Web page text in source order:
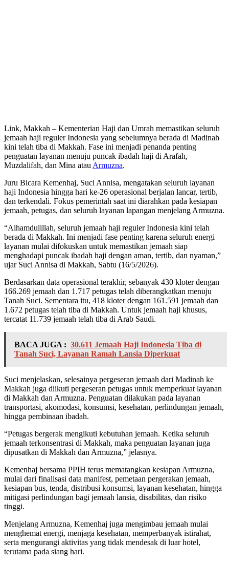
Link, Makkah – Kementerian Haji dan Umrah memastikan seluruh
jemaah haji reguler Indonesia yang sebelumnya berada di Madinah
kini telah tiba di Makkah. Fase ini menjadi penanda penting
penguatan layanan menuju puncak ibadah haji di Arafah,
Muzdalifah, dan Mina atau Armuzna.
Juru Bicara Kemenhaj, Suci Annisa, mengatakan seluruh layanan
haji Indonesia hingga hari ke-26 operasional berjalan lancar, tertib,
dan terkendali. Fokus pemerintah saat ini diarahkan pada kesiapan
jemaah, petugas, dan seluruh layanan lapangan menjelang Armuzna.
“Alhamdulillah, seluruh jemaah haji reguler Indonesia kini telah
berada di Makkah. Ini menjadi fase penting karena seluruh energi
layanan mulai difokuskan untuk memastikan jemaah siap
menghadapi puncak ibadah haji dengan aman, tertib, dan nyaman,”
ujar Suci Annisa di Makkah, Sabtu (16/5/2026).
Berdasarkan data operasional terakhir, sebanyak 430 kloter dengan
166.269 jemaah dan 1.717 petugas telah diberangkatkan menuju
Tanah Suci. Sementara itu, 418 kloter dengan 161.591 jemaah dan
1.672 petugas telah tiba di Makkah. Untuk jemaah haji khusus,
tercatat 11.739 jemaah telah tiba di Arab Saudi.
BACA JUGA : 30.611 Jemaah Haji Indonesia Tiba di
Tanah Suci, Layanan Ramah Lansia Diperkuat
Suci menjelaskan, selesainya pergeseran jemaah dari Madinah ke
Makkah juga diikuti pergeseran petugas untuk memperkuat layanan
di Makkah dan Armuzna. Penguatan dilakukan pada layanan
transportasi, akomodasi, konsumsi, kesehatan, perlindungan jemaah,
hingga pembinaan ibadah.
“Petugas bergerak mengikuti kebutuhan jemaah. Ketika seluruh
jemaah terkonsentrasi di Makkah, maka penguatan layanan juga
dipusatkan di Makkah dan Armuzna,” jelasnya.
Kemenhaj bersama PPIH terus mematangkan kesiapan Armuzna,
mulai dari finalisasi data manifest, pemetaan pergerakan jemaah,
kesiapan bus, tenda, distribusi konsumsi, layanan kesehatan, hingga
mitigasi perlindungan bagi jemaah lansia, disabilitas, dan risiko
tinggi.
Menjelang Armuzna, Kemenhaj juga mengimbau jemaah mulai
menghemat energi, menjaga kesehatan, memperbanyak istirahat,
serta mengurangi aktivitas yang tidak mendesak di luar hotel,
terutama pada siang hari.